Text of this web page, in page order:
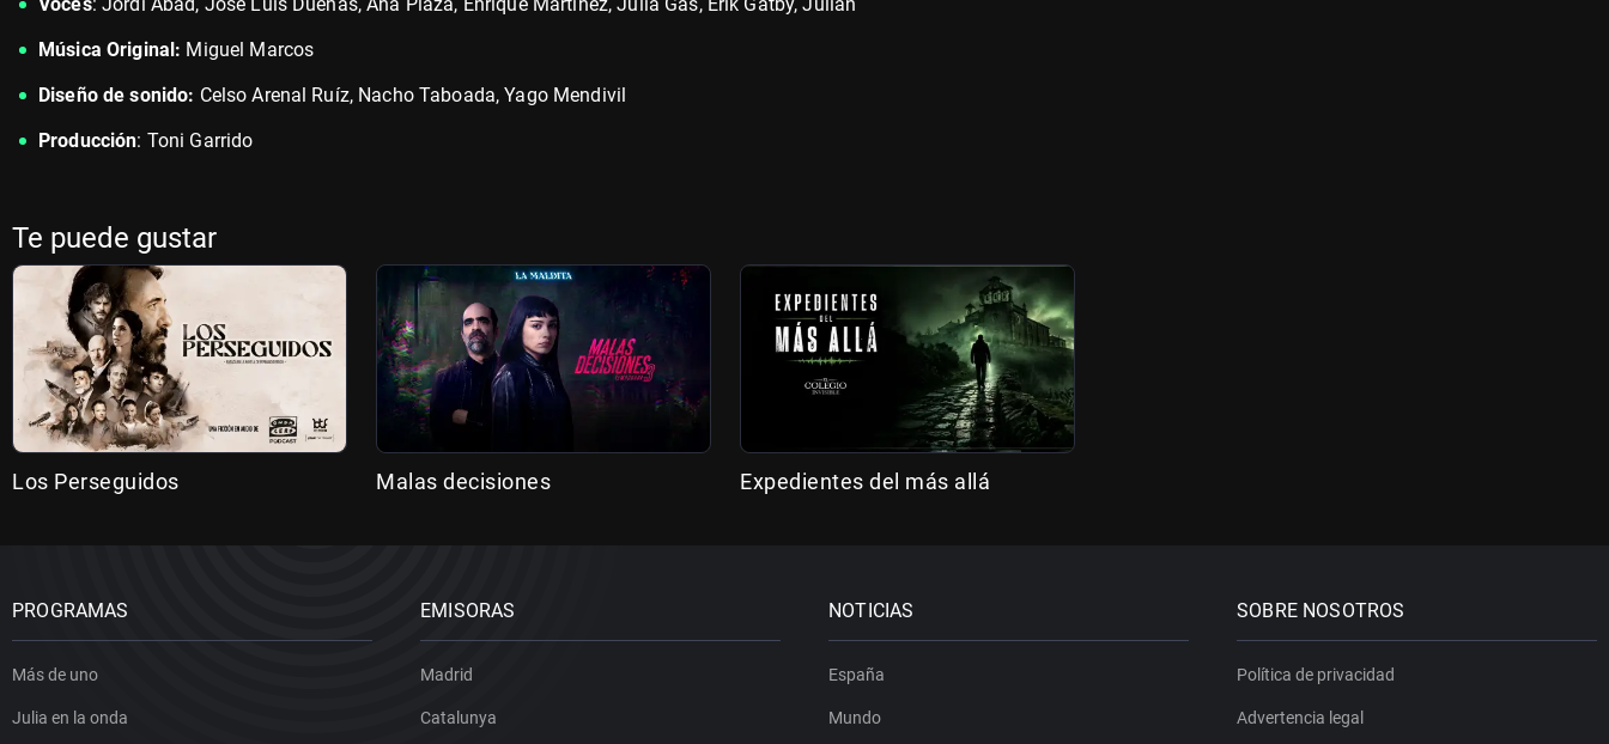
Música Original: Miguel Marcos
Diseño de sonido: Celso Arenal Ruíz, Nacho Taboada, Yago Mendivil
Producción: Toni Garrido
Te puede gustar
Los Perseguidos Malas decisiones Expedientes del más allá
PROGRAMAS
Más de uno
Julia en la onda
EMISORAS
Madrid
Catalunya
NOTICIAS
España
Mundo
SOBRE NOSOTROS
Política de privacidad
Advertencia legal